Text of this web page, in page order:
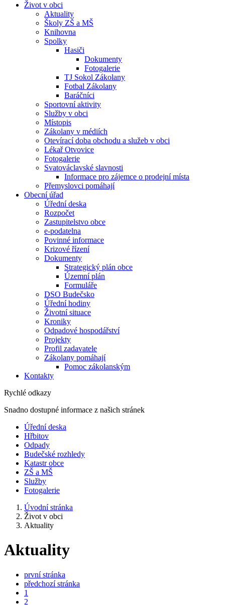
Život v obci
Aktuality
Školy ZŠ a MŠ
Knihovna
Spolky
Hasiči
Dokumenty
Fotogalerie
TJ Sokol Zákolany
Fotbal Zákolany
Baráčníci
Sportovní aktivity
Služby v obci
Místopis
Zákolany v médiích
Otevírací doba obchodu a služeb v obci
Lékař Otvovice
Fotogalerie
Svatováclavské slavnosti
Informace pro zájemce o prodejní místa
Přemyslovci pomáhají
Obecní úřad
Úřední deska
Rozpočet
Zastupitelstvo obce
e-podatelna
Povinné informace
Krizové řízení
Dokumenty
Strategický plán obce
Územní plán
Formuláře
DSO Budečsko
Úřední hodiny
Životní situace
Kroniky
Odpadové hospodářství
Projekty
Profil zadavatele
Zákolany pomáhají
Pomoc zákolanským
Kontakty
Rychlé odkazy
Snadno dostupné informace z našich stránek
Úřední deska
Hřbitov
Odpady
Budečské rozhledy
Katastr obce
ZŠ a MŠ
Služby
Fotogalerie
Úvodní stránka
Život v obci
Aktuality
Aktuality
první stránka
předchozí stránka
1
2